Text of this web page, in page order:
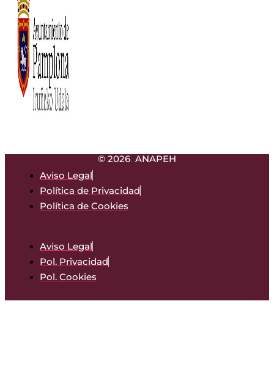
© 2026 ANAPEH
Aviso Legal
Política de Privacidad
Política de Cookies
Aviso Legal
Pol. Privacidad
Pol. Cookies